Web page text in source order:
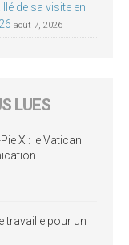
de sa visite en
août 7, 2026
LUES
X : le Vatican
travaille pour un